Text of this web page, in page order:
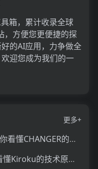
箱，累计收录全球
，方便您更便捷的探
的AI应用，力争做全
迎您成为我们的一
更多+
CHANGER是什么？一文让你看懂CHANGER的技术原理、主要功能、应用场景
Kiroku是什么？一文让你看懂Kiroku的技术原理、主要功能、应用场景